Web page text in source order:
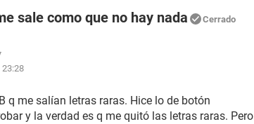
sale como que no hay nada Cerrado
23:28
q me salían letras raras. Hice lo de botón
y la verdad es q me quitó las letras raras. Pero